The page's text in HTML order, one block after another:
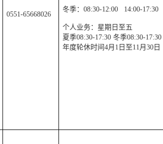
0551-65668026
冬季：08:30-12:00 14:00-17:30
个人业务：星期日至五
夏季08:30-17:30冬季08:30-17:30
年度轮休时间4月 1 日至11月30 日